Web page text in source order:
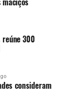
reúne 300
consideram